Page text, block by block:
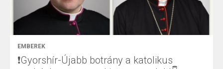
EMBEREK
❗Gyorshír-Újabb botrány a katolikus